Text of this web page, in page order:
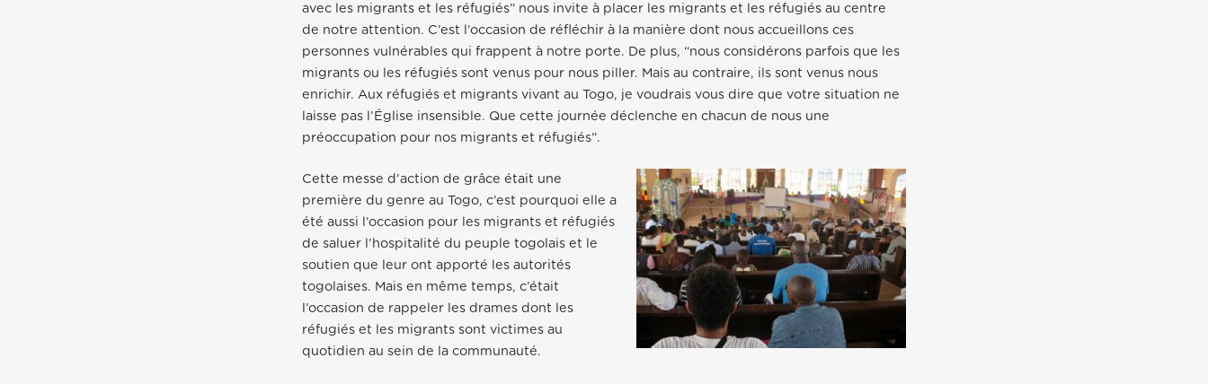
avec les migrants et les réfugiés” nous invite à placer les migrants et les réfugiés au centre
de notre attention. C’est l’occasion de réfléchir à la manière dont nous accueillons ces
personnes vulnérables qui frappent à notre porte. De plus, “nous considérons parfois que les
migrants ou les réfugiés sont venus pour nous piller. Mais au contraire, ils sont venus nous
enrichir. Aux réfugiés et migrants vivant au Togo, je voudrais vous dire que votre situation ne
laisse pas l’Église insensible. Que cette journée déclenche en chacun de nous une
préoccupation pour nos migrants et réfugiés”.
Cette messe d’action de grâce était une
première du genre au Togo, c’est pourquoi elle a
été aussi l’occasion pour les migrants et réfugiés
de saluer l’hospitalité du peuple togolais et le
soutien que leur ont apporté les autorités
togolaises. Mais en même temps, c’était
l’occasion de rappeler les drames dont les
réfugiés et les migrants sont victimes au
quotidien au sein de la communauté.